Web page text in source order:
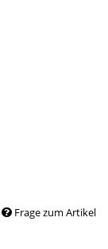
Frage zum Artikel